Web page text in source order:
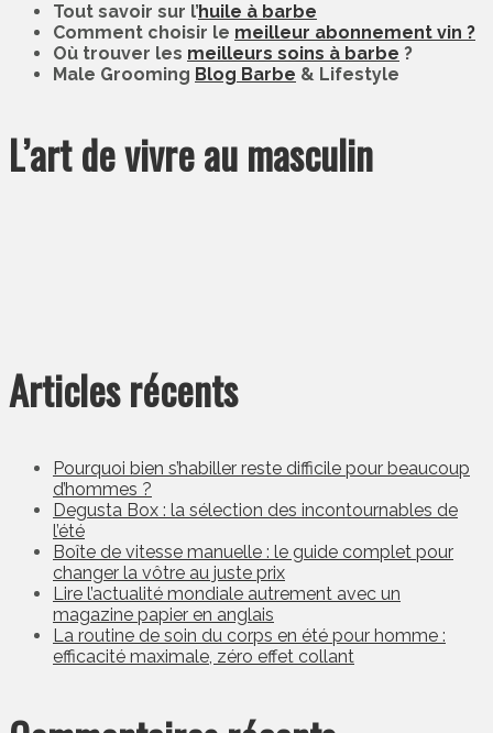
Tout savoir sur l’huile à barbe
Comment choisir le meilleur abonnement vin ?
Où trouver les meilleurs soins à barbe ?
Male Grooming Blog Barbe & Lifestyle
L’art de vivre au masculin
Articles récents
Pourquoi bien s’habiller reste difficile pour beaucoup
d’hommes ?
Degusta Box : la sélection des incontournables de
l’été
Boîte de vitesse manuelle : le guide complet pour
changer la vôtre au juste prix
Lire l’actualité mondiale autrement avec un
magazine papier en anglais
La routine de soin du corps en été pour homme :
efficacité maximale, zéro effet collant